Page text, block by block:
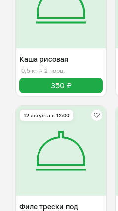
Каша рисовая
0,5 кг ≈ 2 порц.
350 ₽
12 августа с 12:00
Филе трески под